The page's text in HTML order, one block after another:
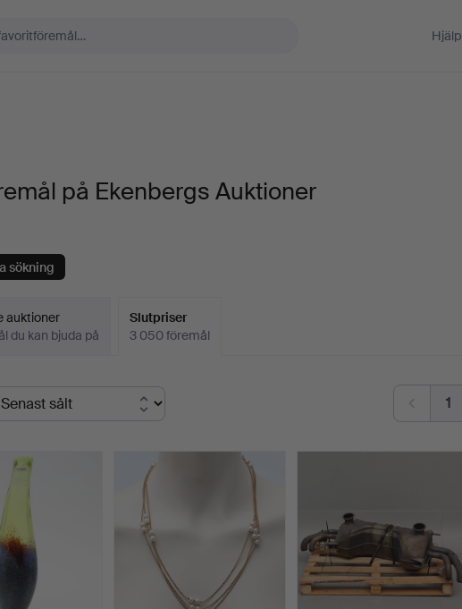
Hjälp
på Ekenbergs Auktioner
sökning
auktioner
du kan bjuda på
Slutpriser
3 050 föremål
1